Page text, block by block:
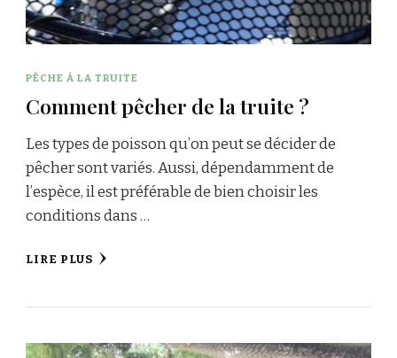
PÊCHE À LA TRUITE
Comment pêcher de la truite ?
Les types de poisson qu’on peut se décider de
pêcher sont variés. Aussi, dépendamment de
l’espèce, il est préférable de bien choisir les
conditions dans …
LIRE PLUS